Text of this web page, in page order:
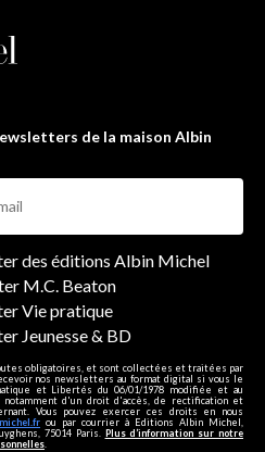
de la maison Albin
des éditions Albin Michel
M.C. Beaton
Vie pratique
Jeunesse & BD
obligatoires, et sont collectées et traitées par
nos newsletters au format digital si vous le
et Libertés du 06/01/1978 modifiée et au
notamment d'un droit d'accès, de rectification et
Vous pouvez exercer ces droits en nous
ou par courrier à Editions Albin Michel,
75014 Paris. Plus d’information sur notre